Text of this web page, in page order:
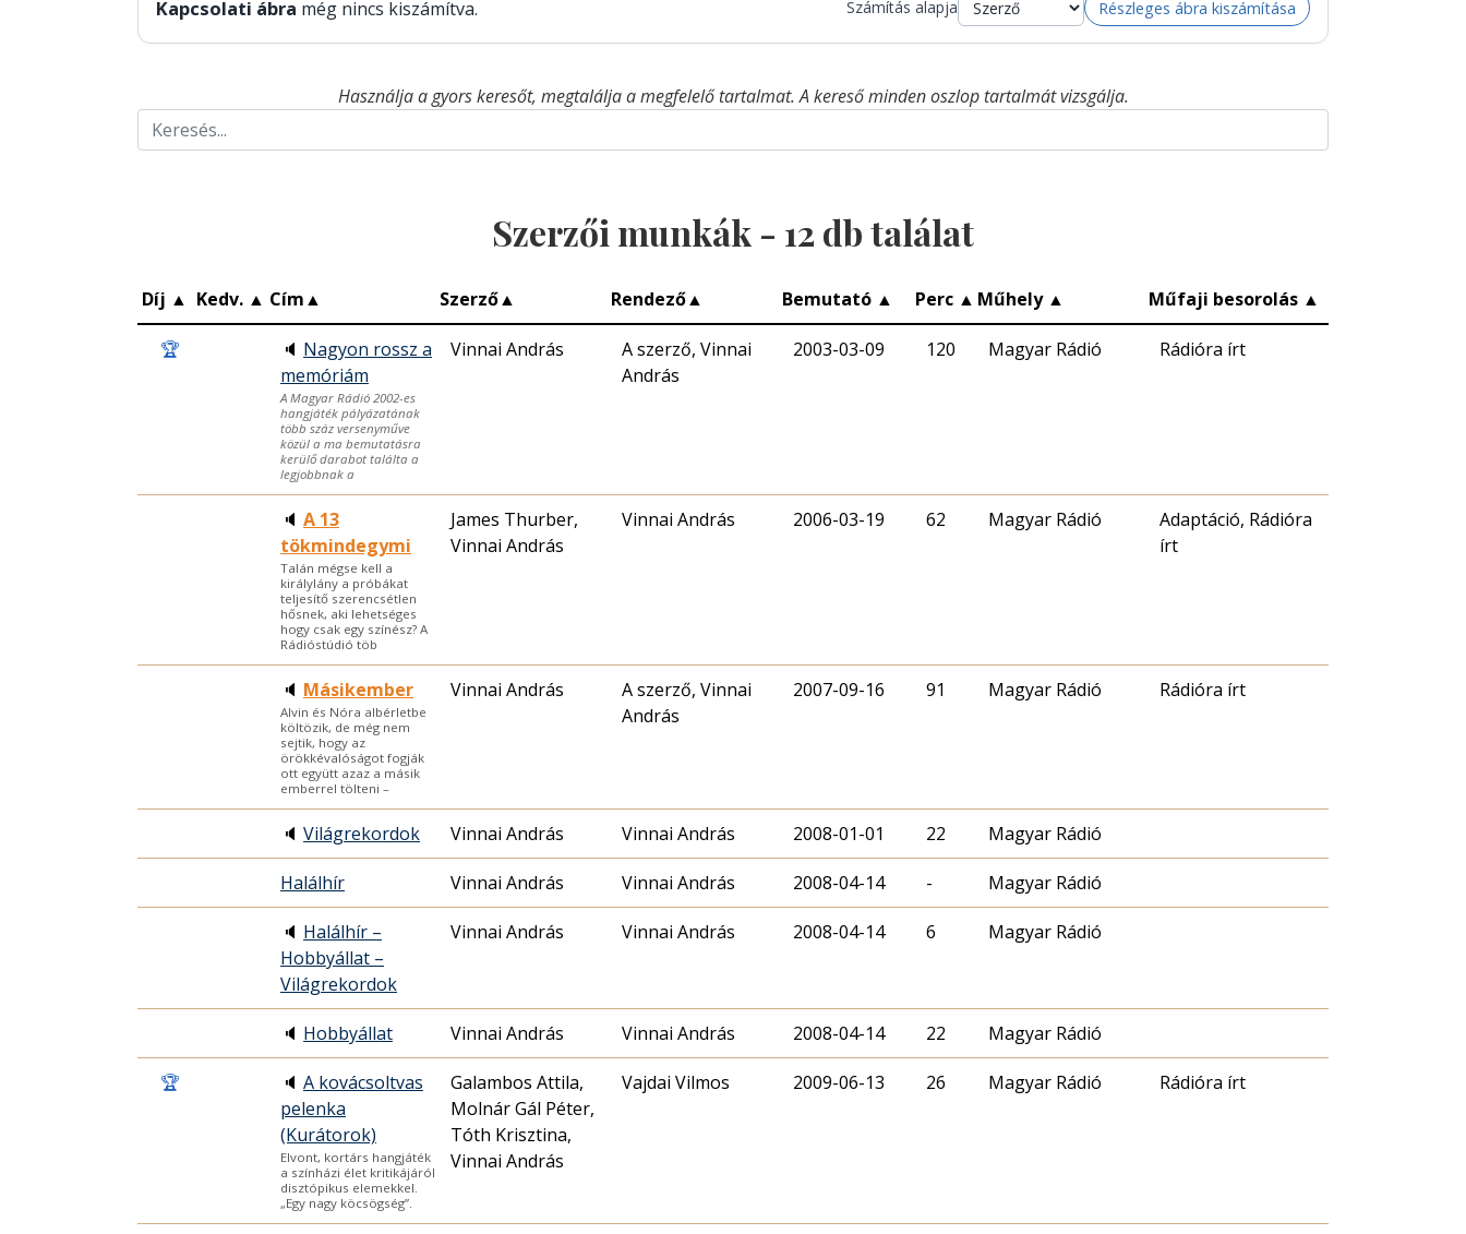
Kapcsolati ábra még nincs kiszámítva. Számítás alapja Részleges ábra kiszámítása
Használja a gyors keresőt, megtalálja a megfelelő tartalmat. A kereső minden oszlop tartalmát vizsgálja.
Szerzői munkák - 12 db találat
Díj ▲ Kedv. ▲ Cím▲ Szerző▲ Rendező▲ Bemutató ▲ Perc ▲ Műhely ▲ Műfaji besorolás ▲
🏆 🔈 Nagyon rossz a
memóriám
A Magyar Rádió 2002-es
hangjáték pályázatának
több száz versenyműve
közül a ma bemutatásra
kerülő darabot találta a
legjobbnak a
Vinnai András
A szerző, Vinnai
András
2003-03-09 120 Magyar Rádió Rádióra írt
🔈 A 13
tökmindegymi
Talán mégse kell a
királylány a próbákat
teljesítő szerencsétlen
hősnek, aki lehetséges
hogy csak egy színész? A
Rádióstúdió töb
James Thurber,
Vinnai András
Vinnai András 2006-03-19 62 Magyar Rádió
Adaptáció, Rádióra
írt
🔈 Másikember
Alvin és Nóra albérletbe
költözik, de még nem
sejtik, hogy az
örökkévalóságot fogják
ott együtt azaz a másik
emberrel tölteni –
Vinnai András
A szerző, Vinnai
András
2007-09-16 91 Magyar Rádió Rádióra írt
🔈 Világrekordok Vinnai András Vinnai András 2008-01-01 22 Magyar Rádió
Halálhír Vinnai András Vinnai András 2008-04-14 - Magyar Rádió
🔈 Halálhír –
Hobbyállat –
Világrekordok
Vinnai András Vinnai András 2008-04-14 6 Magyar Rádió
🔈 Hobbyállat Vinnai András Vinnai András 2008-04-14 22 Magyar Rádió
🏆 🔈 A kovácsoltvas
pelenka
(Kurátorok)
Elvont, kortárs hangjáték
a színházi élet kritikájáról
disztópikus elemekkel.
„Egy nagy köcsögség”.
Galambos Attila,
Molnár Gál Péter,
Tóth Krisztina,
Vinnai András
Vajdai Vilmos 2009-06-13 26 Magyar Rádió Rádióra írt